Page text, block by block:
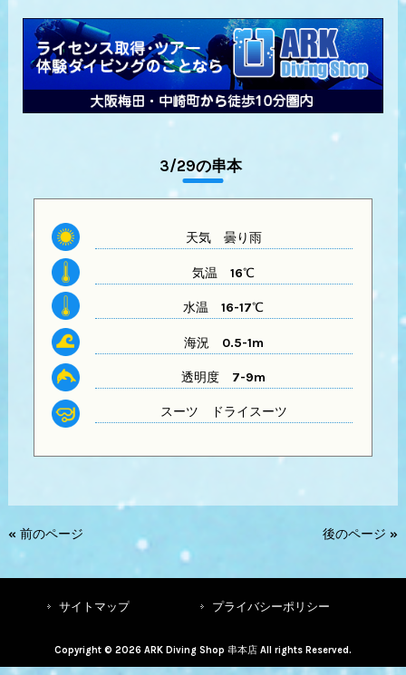
3/29の串本
天気曇り雨
気温 16℃
水温 16-17℃
海況 0.5-1m
透明度 7-9m
スーツ ドライスーツ
« 前のページ 後のページ »
サイトマップ プライバシーポリシー
Copyright © 2026 ARK Diving Shop 串本店 All rights Reserved.